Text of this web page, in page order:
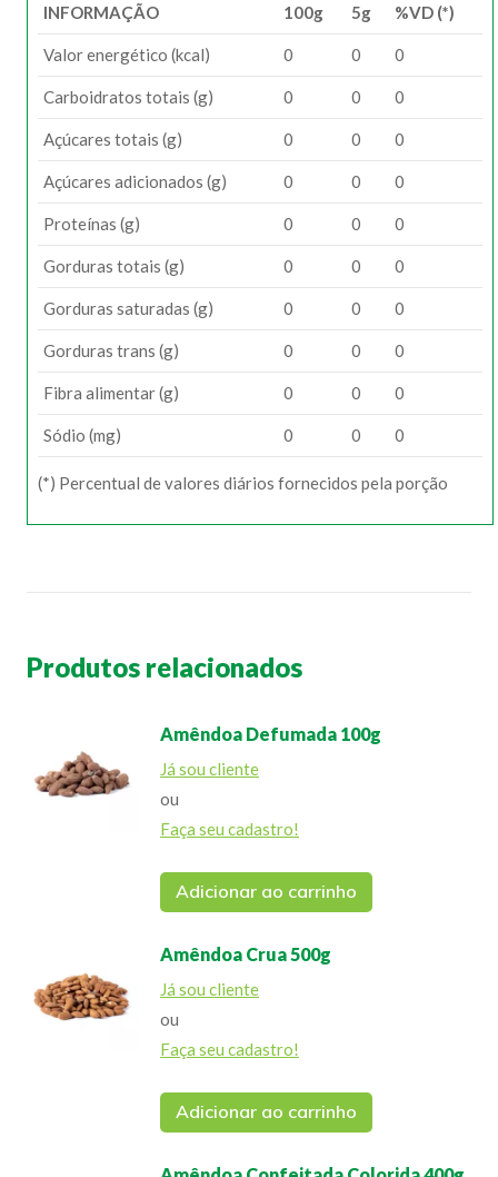
INFORMAÇÃO 100g 5g %VD (*)
Valor energético (kcal) 0 0 0
Carboidratos totais (g) 0 0 0
Açúcares totais (g) 0 0 0
Açúcares adicionados (g) 0 0 0
Proteínas (g) 0 0 0
Gorduras totais (g) 0 0 0
Gorduras saturadas (g) 0 0 0
Gorduras trans (g) 0 0 0
Fibra alimentar (g) 0 0 0
Sódio (mg) 0 0 0
(*) Percentual de valores diários fornecidos pela porção
Produtos relacionados
Amêndoa Defumada 100g
Já sou cliente
ou
Faça seu cadastro!
Adicionar ao carrinho
Amêndoa Crua 500g
Já sou cliente
ou
Faça seu cadastro!
Adicionar ao carrinho